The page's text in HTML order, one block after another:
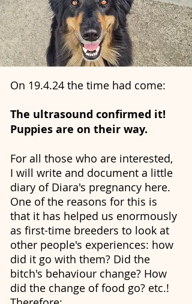
On 19.4.24 the time had come:
The ultrasound confirmed it!
Puppies are on their way.
For all those who are interested,
I will write and document a little
diary of Diara's pregnancy here.
One of the reasons for this is
that it has helped us enormously
as first-time breeders to look at
other people's experiences: how
did it go with them? Did the
bitch's behaviour change? How
did the change of food go? etc.!